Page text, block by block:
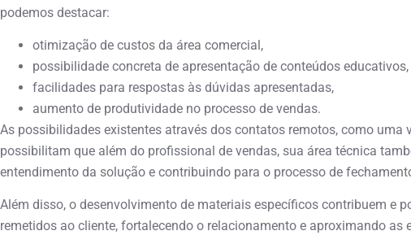
podemos destacar:
otimização de custos da área comercial,
possibilidade concreta de apresentação de conteúdos educativos,
facilidades para respostas às dúvidas apresentadas,
aumento de produtividade no processo de vendas.
As possibilidades existentes através dos contatos remotos, como uma
possibilitam que além do profissional de vendas, sua área técnica
entendimento da solução e contribuindo para o processo de
Além disso, o desenvolvimento de materiais específicos contribuem e
remetidos ao cliente, fortalecendo o relacionamento e aproximando as